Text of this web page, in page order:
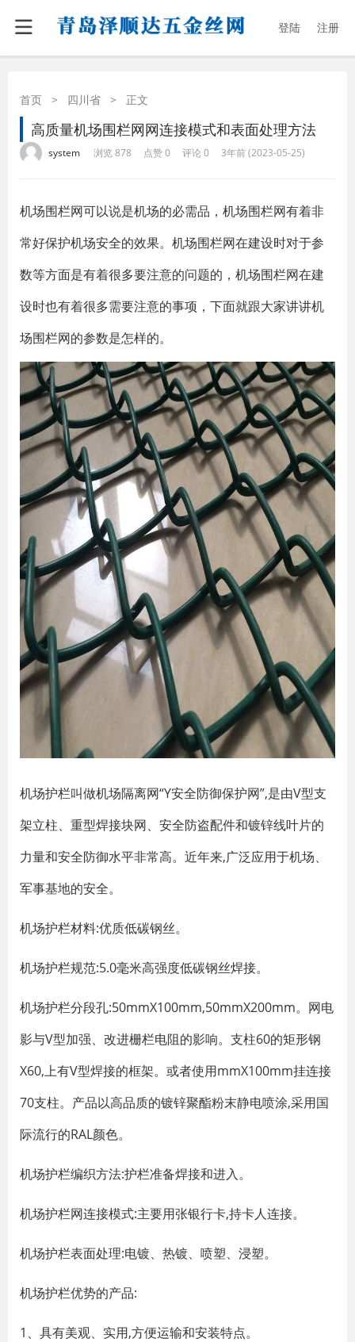
登陆 注册
首页 > 四川省 > 正文
高质量机场围栏网网连接模式和表面处理方法
system 浏览 878 点赞 0 评论 0 3年前 (2023-05-25)
机场围栏网可以说是机场的必需品，机场围栏网有着非
常好保护机场安全的效果。机场围栏网在建设时对于参
数等方面是有着很多要注意的问题的，机场围栏网在建
设时也有着很多需要注意的事项，下面就跟大家讲讲机
场围栏网的参数是怎样的。
机场护栏叫做机场隔离网“Y安全防御保护网”,是由V型支
架立柱、重型焊接块网、安全防盗配件和镀锌线叶片的
力量和安全防御水平非常高。近年来,广泛应用于机场、
军事基地的安全。
机场护栏材料:优质低碳钢丝。
机场护栏规范:5.0毫米高强度低碳钢丝焊接。
机场护栏分段孔:50mmX100mm,50mmX200mm。网电
影与V型加强、改进栅栏电阻的影响。支柱60的矩形钢
X60,上有V型焊接的框架。或者使用mmX100mm挂连接
70支柱。产品以高品质的镀锌聚酯粉末静电喷涂,采用国
际流行的RAL颜色。
机场护栏编织方法:护栏准备焊接和进入。
机场护栏网连接模式:主要用张银行卡,持卡人连接。
机场护栏表面处理:电镀、热镀、喷塑、浸塑。
机场护栏优势的产品:
1、具有美观、实用,方便运输和安装特点。